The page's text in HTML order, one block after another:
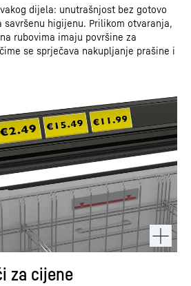
dijela: unutrašnjost bez gotovo
savršenu higijenu. Prilikom otvaranja,
rubovima imaju površine za
se sprječava nakupljanje prašine i
za cijene